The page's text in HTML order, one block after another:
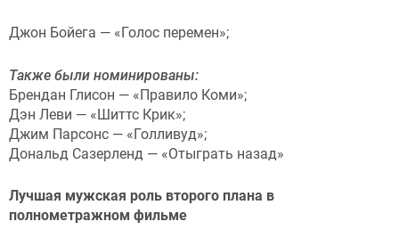
Джон Бойега — «Голос перемен»;
Также были номинированы:
Брендан Глисон — «Правило Коми»;
Дэн Леви — «Шиттс Крик»;
Джим Парсонс — «Голливуд»;
Дональд Сазерленд — «Отыграть назад»
Лучшая мужская роль второго плана в
полнометражном фильме